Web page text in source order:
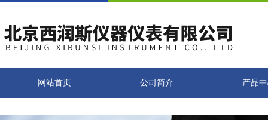
网站首页 公司简介 产品